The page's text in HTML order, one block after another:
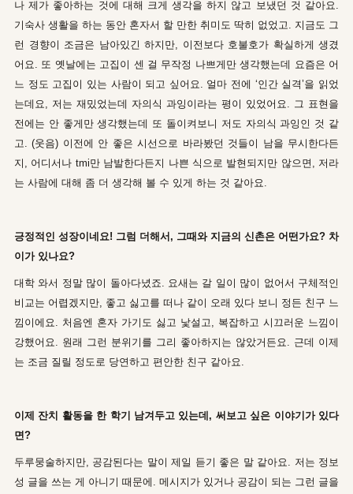
나 제가 좋아하는 것에 대해 크게 생각을 하지 않고 보냈던 것 같아요.
기숙사 생활을 하는 동안 혼자서 할 만한 취미도 딱히 없었고. 지금도 그
런 경향이 조금은 남아있긴 하지만, 이전보다 호불호가 확실하게 생겼
어요. 또 옛날에는 고집이 센 걸 무작정 나쁘게만 생각했는데 요즘은 어
느 정도 고집이 있는 사람이 되고 싶어요. 얼마 전에 ‘인간 실격’을 읽었
는데요, 저는 재밌었는데 자의식 과잉이라는 평이 있었어요. 그 표현을
전에는 안 좋게만 생각했는데 또 돌이켜보니 저도 자의식 과잉인 것 같
고. (웃음) 이전에 안 좋은 시선으로 바라봤던 것들이 남을 무시한다든
지, 어디서나 tmi만 남발한다든지 나쁜 식으로 발현되지만 않으면, 저라
는 사람에 대해 좀 더 생각해 볼 수 있게 하는 것 같아요.
긍정적인 성장이네요! 그럼 더해서, 그때와 지금의 신촌은 어떤가요? 차
이가 있나요?
대학 와서 정말 많이 돌아다녔죠. 요새는 갈 일이 많이 없어서 구체적인
비교는 어렵겠지만, 좋고 싫고를 떠나 같이 오래 있다 보니 정든 친구 느
낌이에요. 처음엔 혼자 가기도 싫고 낯설고, 복잡하고 시끄러운 느낌이
강했어요. 원래 그런 분위기를 그리 좋아하지는 않았거든요. 근데 이제
는 조금 질릴 정도로 당연하고 편안한 친구 같아요.
이제 잔치 활동을 한 학기 남겨두고 있는데, 써보고 싶은 이야기가 있다
면?
두루뭉술하지만, 공감된다는 말이 제일 듣기 좋은 말 같아요. 저는 정보
성 글을 쓰는 게 아니기 때문에. 메시지가 있거나 공감이 되는 그런 글을